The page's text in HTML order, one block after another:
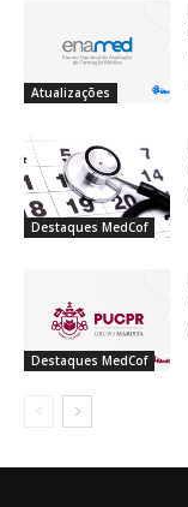
Atualizações
Destaques MedCof
Destaques MedCof